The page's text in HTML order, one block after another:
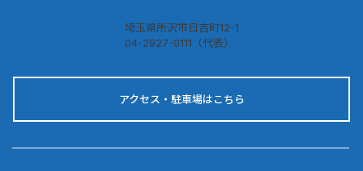
埼玉県所沢市日吉町12-1
04-2927-0111（代表）
アクセス・駐車場はこちら